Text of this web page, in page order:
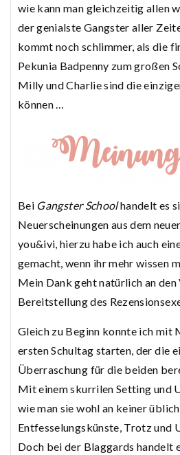
wie kann man gleichzeitig allen
der genialste Gangster aller
kommt noch schlimmer, als die
Pekunia Badpenny zum großen
Milly und Charlie sind die
können …
Bei Gangster Schoolhandelt es
Neuerscheinungen aus dem
you&ivi, hierzu habe ich auch
gemacht, wenn ihr mehr wissen
Mein Dank geht natürlich an den
Bereitstellung des
Gleich zu Beginn konnte ich mit
ersten Schultag starten, der die
Überraschung für die beiden
Mit einem skurrilen Setting und
wie man sie wohl an keiner
Entfesselungskünste, Trotz und
Doch bei der Blaggards handelt